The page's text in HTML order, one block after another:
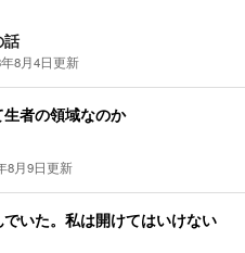
話
8月4日更新
者の領域なのか
8月9日更新
いた。私は開けてはいけない